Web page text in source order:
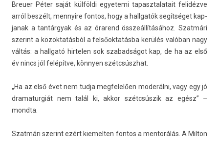
Breu­er Péter saját külföldi egyetemi tapasztalatait felidézve
arról beszélt, men­nyire fon­tos, hogy a hallgatók segítséget kap­
janak a tantárgyak és az órarend összeállításához. Szatmári
szerint a közok­tatás­ból a felsőoktatásba kerülés valóban nagy
váltás: a hallgató hir­tel­en sok szabad­ságot kap, de ha az első
év nincs jól felépítve, könnyen szétcsúszhat.
„Ha az első évet nem tudja meg­felelő­en moderálni, vagy egy jó
dramatur­giát nem talál ki, akkor szétcsúszik az egész” –
mondta.
Szatmári szerint ezért kiemelt­en fon­tos a men­torálás. A Mil­ton